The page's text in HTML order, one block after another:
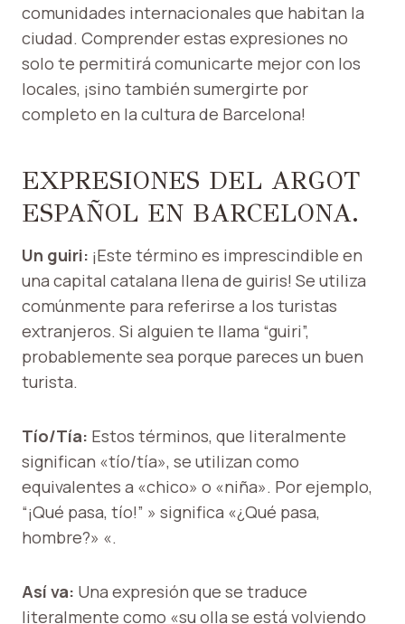
comunidades internacionales que habitan la
ciudad. Comprender estas expresiones no
solo te permitirá comunicarte mejor con los
locales, ¡sino también sumergirte por
completo en la cultura de Barcelona!
EXPRESIONES DEL ARGOT
ESPAÑOL EN BARCELONA.
Un guiri: ¡Este término es imprescindible en
una capital catalana llena de guiris! Se utiliza
comúnmente para referirse a los turistas
extranjeros. Si alguien te llama “guiri”,
probablemente sea porque pareces un buen
turista.
Tío/Tía: Estos términos, que literalmente
significan «tío/tía», se utilizan como
equivalentes a «chico» o «niña». Por ejemplo,
“¡Qué pasa, tío!” » significa «¿Qué pasa,
hombre?» «.
Así va: Una expresión que se traduce
literalmente como «su olla se está volviendo